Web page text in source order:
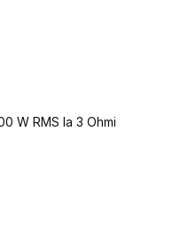
W RMS la 3 Ohmi